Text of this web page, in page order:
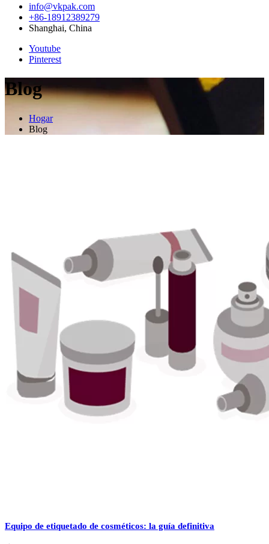
info@vkpak.com
+86-18912389279
Shanghai, China
Youtube
Pinterest
Blog
Hogar
Blog
Equipo de etiquetado de cosméticos: la guía definitiva